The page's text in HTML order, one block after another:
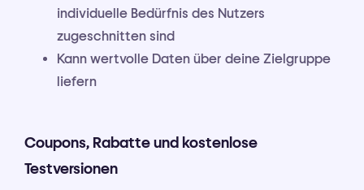
individuelle Bedürfnis des Nutzers
zugeschnitten sind
Kann wertvolle Daten über deine Zielgruppe
liefern
Coupons, Rabatte und kostenlose
Testversionen